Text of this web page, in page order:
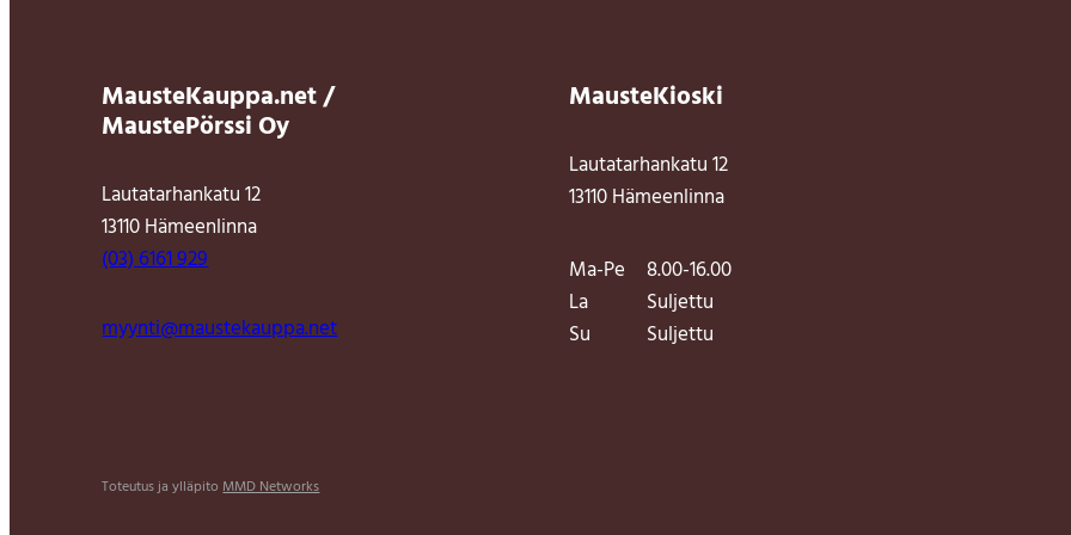
MausteKauppa.net /
MaustePörssi Oy
Lautatarhankatu 12
13110 Hämeenlinna
(03) 6161 929
myynti@maustekauppa.net
MausteKioski
Lautatarhankatu 12
13110 Hämeenlinna
Ma-Pe
8.00-16.00
La
Suljettu
Su
Suljettu
Toteutus ja ylläpitoMMD Networks